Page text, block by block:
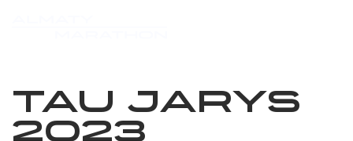
TAU JARYS
2023